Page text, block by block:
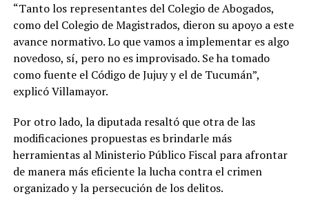
“Tanto los representantes del Colegio de Abogados,
como del Colegio de Magistrados, dieron su apoyo a este
avance normativo. Lo que vamos a implementar es algo
novedoso, sí, pero no es improvisado. Se ha tomado
como fuente el Código de Jujuy y el de Tucumán”,
explicó Villamayor.
Por otro lado, la diputada resaltó que otra de las
modificaciones propuestas es brindarle más
herramientas al Ministerio Público Fiscal para afrontar
de manera más eficiente la lucha contra el crimen
organizado y la persecución de los delitos.